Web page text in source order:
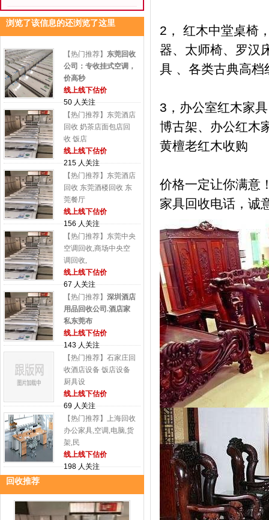
浏览了该信息的还浏览了这里
【热门推荐】 东莞回收
公司：专收挂式空调，
价高秒
线上线下估价
50 人关注
【热门推荐】东莞酒店
回收 奶茶店面包店回
收 饭店
线上线下估价
215 人关注
【热门推荐】东莞酒店
回收 东莞酒楼回收 东
莞餐厅
线上线下估价
156 人关注
【热门推荐】东莞中央
空调回收,商场中央空
调回收,
线上线下估价
67 人关注
【热门推荐】 深圳酒店
用品回收公司.酒店家
私东莞布
线上线下估价
143 人关注
【热门推荐】石家庄回
收酒店设备 饭店设备
厨具设
线上线下估价
69 人关注
【热门推荐】上海回收
办公家具,空调,电脑,货
架,民
线上线下估价
198 人关注
回收推荐
2， 红木中堂桌椅
器、太师椅、罗汉
具 、各类古典高档
3，办公室红木家
博古架、办公红木
黄檀老红木收购
价格一定让你满意
家具回收电话，诚